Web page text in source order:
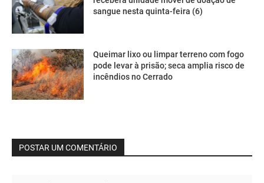
sangue nesta quinta-feira (6)
Queimar lixo ou limpar terreno com fogo
pode levar à prisão; seca amplia risco de
incêndios no Cerrado
POSTAR UM COMENTÁRIO